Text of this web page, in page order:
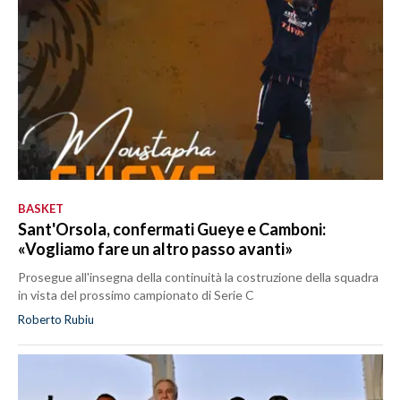
BASKET
Sant'Orsola, confermati Gueye e Camboni:
«Vogliamo fare un altro passo avanti»
Prosegue all'insegna della continuità la costruzione della squadra
in vista del prossimo campionato di Serie C
Roberto Rubiu